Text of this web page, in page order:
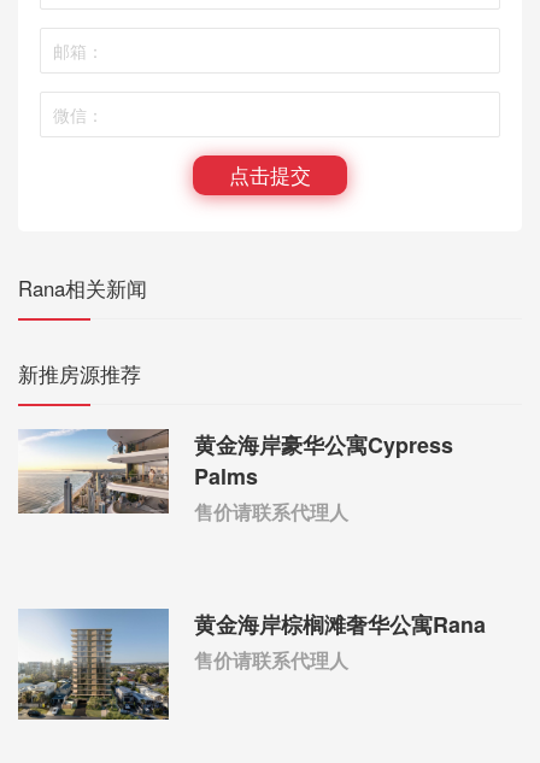
点击提交
Rana相关新闻
新推房源推荐
黄金海岸豪华公寓Cypress
Palms
售价请联系代理人
黄金海岸棕榈滩奢华公寓Rana
售价请联系代理人